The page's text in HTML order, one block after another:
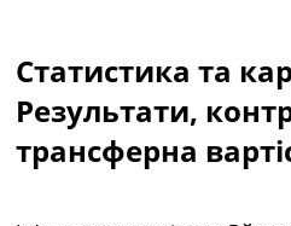
Чемпіонат Світу
Україна. Прем’єр-
Україна. Перша Ліга
Ліга Чемпіонів
Статистика та
Результати,
трансферна